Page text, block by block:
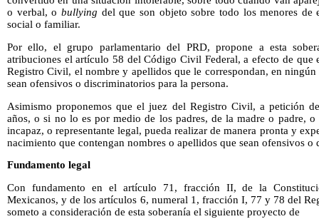
o verbal, o bullying del que son objeto sobre todo los menores de
social o familiar.
Por ello, el grupo parlamentario del PRD, propone a esta
atribuciones el artículo 58 del Código Civil Federal, a efecto de que
Registro Civil, el nombre y apellidos que le correspondan, en ningún
sean ofensivos o discriminatorios para la persona.
Asimismo proponemos que el juez del Registro Civil, a petición
años, o si no lo es por medio de los padres, de la madre o padre,
incapaz, o representante legal, pueda realizar de manera pronta y
nacimiento que contengan nombres o apellidos que sean ofensivos o
Fundamento legal
Con fundamento en el artículo 71, fracción II, de la
Mexicanos, y de los artículos 6, numeral 1, fracción I, 77 y 78 del
someto a consideración de esta soberanía el siguiente proyecto de